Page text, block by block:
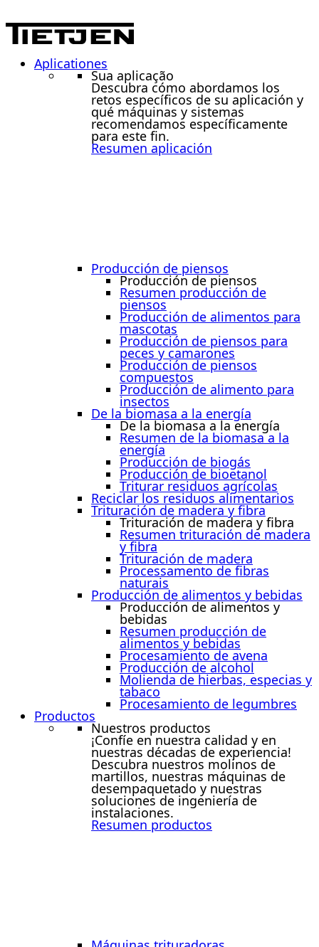
Aplicationes
Sua aplicação
Descubra cómo abordamos los
retos específicos de su aplicación y
qué máquinas y sistemas
recomendamos específicamente
para este fin.
Resumen aplicación
Producción de piensos
Producción de piensos
Resumen producción de
piensos
Producción de alimentos para
mascotas
Producción de piensos para
peces y camarones
Producción de piensos
compuestos
Producción de alimento para
insectos
De la biomasa a la energía
De la biomasa a la energía
Resumen de la biomasa a la
energía
Producción de biogás
Producción de bioetanol
Triturar residuos agrícolas
Reciclar los residuos alimentarios
Trituración de madera y fibra
Trituración de madera y fibra
Resumen trituración de madera
y fibra
Trituración de madera
Processamento de fibras
naturais
Producción de alimentos y bebidas
Producción de alimentos y
bebidas
Resumen producción de
alimentos y bebidas
Procesamiento de avena
Producción de alcohol
Molienda de hierbas, especias y
tabaco
Procesamiento de legumbres
Productos
Nuestros productos
¡Confíe en nuestra calidad y en
nuestras décadas de experiencia!
Descubra nuestros molinos de
martillos, nuestras máquinas de
desempaquetado y nuestras
soluciones de ingeniería de
instalaciones.
Resumen productos